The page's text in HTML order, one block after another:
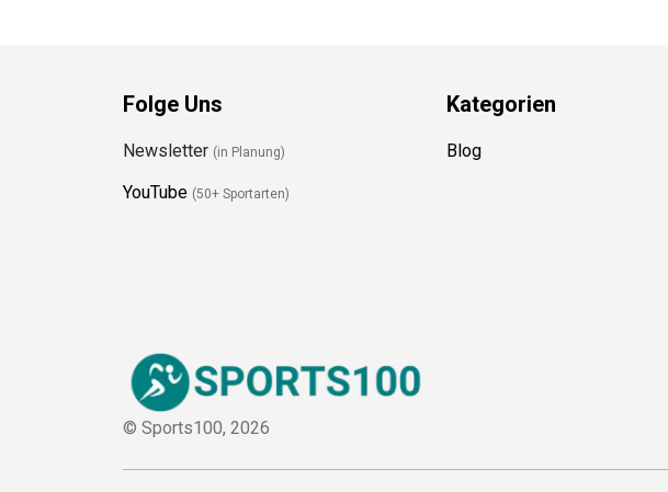
Folge Uns
Newsletter(in Planung)
YouTube (50+ Sportarten)
Kategorien
Blog
© Sports100, 2026